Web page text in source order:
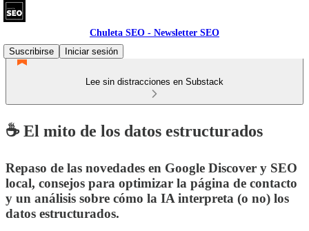
Chuleta SEO - Newsletter SEO
Suscribirse
Iniciar sesión
Lee sin distracciones en Substack
☕ El mito de los datos estructurados
Repaso de las novedades en Google Discover y SEO
local, consejos para optimizar la página de contacto
y un análisis sobre cómo la IA interpreta (o no) los
datos estructurados.